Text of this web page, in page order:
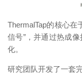
ThermalTap的核心在
信号”，并通过热成
化。
研究团队开发了一套